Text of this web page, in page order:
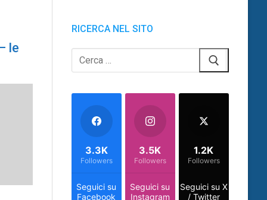
le
RICERCA NEL SITO
Cerca:
Seguici su
Facebook
3.3K
Followers
Seguici su
Instagram
3.5K
Followers
Seguici su X
/ Twitter
1.2K
Followers